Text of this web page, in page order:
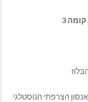
3
הצרפתי הנוסטלגי